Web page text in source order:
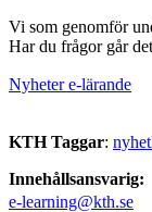
Vi som genomför
Har du frågor går
Nyheter e-lärande
KTH Taggar:
Innehållsansvarig:
e-learning@kth.se